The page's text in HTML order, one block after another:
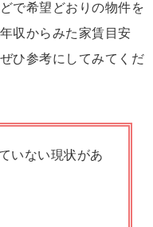
で希望どおりの物件を
収からみた家賃目安
ひ参考にしてみてくだ
いない現状があ